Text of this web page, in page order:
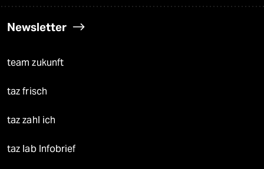
Newsletter
team zukunft
taz frisch
taz zahl ich
taz lab Infobrief